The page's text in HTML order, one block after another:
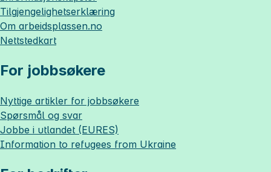
Tilgjengelighetserklæring
Om arbeidsplassen.no
Nettstedkart
For jobbsøkere
Nyttige artikler for jobbsøkere
Spørsmål og svar
Jobbe i utlandet (EURES)
Information to refugees from Ukraine